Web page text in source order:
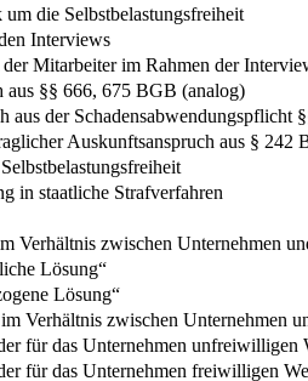
die Selbstbelastungsfreiheit
Interviews
Mitarbeiter im Rahmen der
aus §§ 666, 675 BGB (analog)
aus der Schadensabwendungspflicht
Auskunftsanspruch aus § 242
in staatliche Strafverfahren
Verhältnis zwischen Unternehmen
Lösung“
Lösung“
Verhältnis zwischen Unternehmen
für das Unternehmen unfreiwilligen
für das Unternehmen freiwilligen